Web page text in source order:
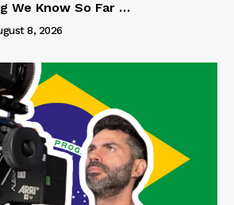
We Know So Far …
8, 2026